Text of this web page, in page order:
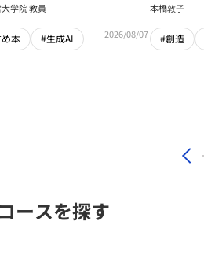
学院 教員
本 #生成AI 2026/08/07
本橋敦子
#創造
ースを探す